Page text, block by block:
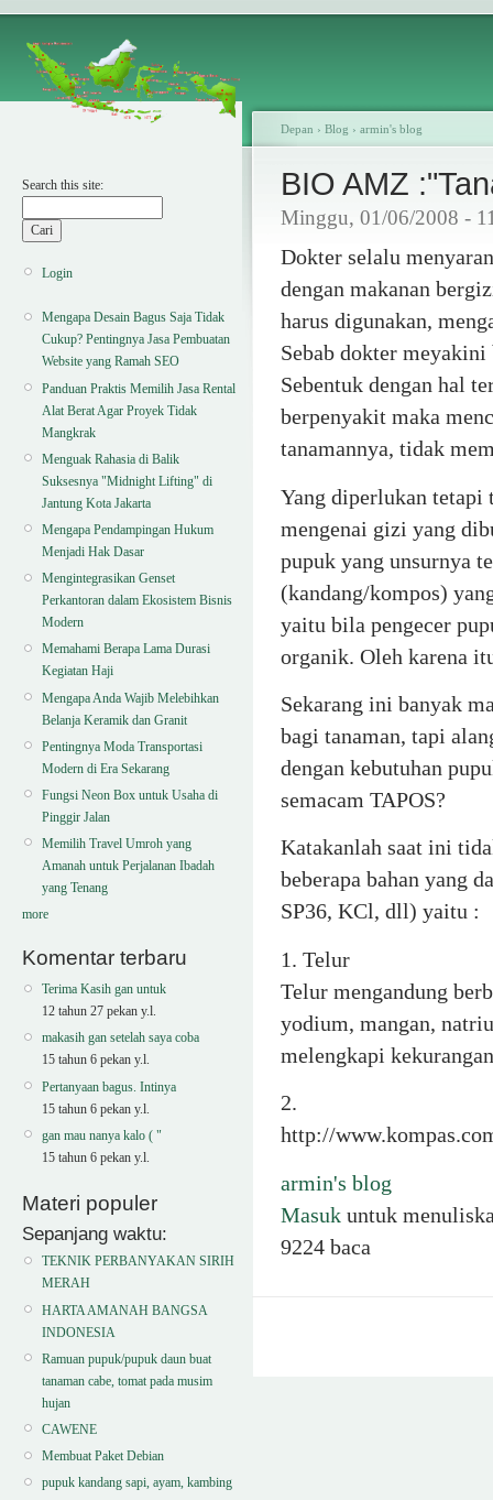
Search this site:
Login
Mengapa Desain Bagus Saja Tidak
Cukup? Pentingnya Jasa Pembuatan
Website yang Ramah SEO
Panduan Praktis Memilih Jasa Rental
Alat Berat Agar Proyek Tidak
Mangkrak
Menguak Rahasia di Balik
Suksesnya "Midnight Lifting" di
Jantung Kota Jakarta
Mengapa Pendampingan Hukum
Menjadi Hak Dasar
Mengintegrasikan Genset
Perkantoran dalam Ekosistem Bisnis
Modern
Memahami Berapa Lama Durasi
Kegiatan Haji
Mengapa Anda Wajib Melebihkan
Belanja Keramik dan Granit
Pentingnya Moda Transportasi
Modern di Era Sekarang
Fungsi Neon Box untuk Usaha di
Pinggir Jalan
Memilih Travel Umroh yang
Amanah untuk Perjalanan Ibadah
yang Tenang
more
Komentar terbaru
Terima Kasih gan untuk
12 tahun 27 pekan y.l.
makasih gan setelah saya coba
15 tahun 6 pekan y.l.
Pertanyaan bagus. Intinya
15 tahun 6 pekan y.l.
gan mau nanya kalo ( "
15 tahun 6 pekan y.l.
Materi populer
Sepanjang waktu:
TEKNIK PERBANYAKAN SIRIH
MERAH
HARTA AMANAH BANGSA
INDONESIA
Ramuan pupuk/pupuk daun buat
tanaman cabe, tomat pada musim
hujan
CAWENE
Membuat Paket Debian
pupuk kandang sapi, ayam, kambing
Depan › Blog › armin's blog
BIO AMZ
Minggu, 01/06/2008 -
Dokter selalu
dengan makanan
harus digunakan,
Sebab dokter
Sebentuk dengan hal
berpenyakit maka
tanamannya, tidak
Yang diperlukan tetapi
mengenai gizi yang
pupuk yang unsurnya
(kandang/kompos)
yaitu bila pengecer
organik. Oleh karena
Sekarang ini banyak
bagi tanaman, tapi
dengan kebutuhan
semacam TAPOS?
Katakanlah saat ini
beberapa bahan yang
SP36, KCl, dll) yaitu :
1. Telur
Telur mengandung
yodium, mangan,
melengkapi
2.
http://
armin's blog
Masuk untuk
9224 baca